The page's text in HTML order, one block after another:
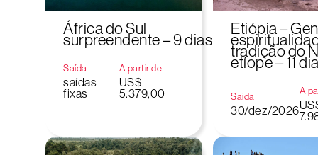
África do Sul
surpreendente – 9 dias
Saída
saídas
fixas
A partir de
US$
5.379,00
Etiópia –
tradição do
etíope – 11
Saída
30/dez/2026
A